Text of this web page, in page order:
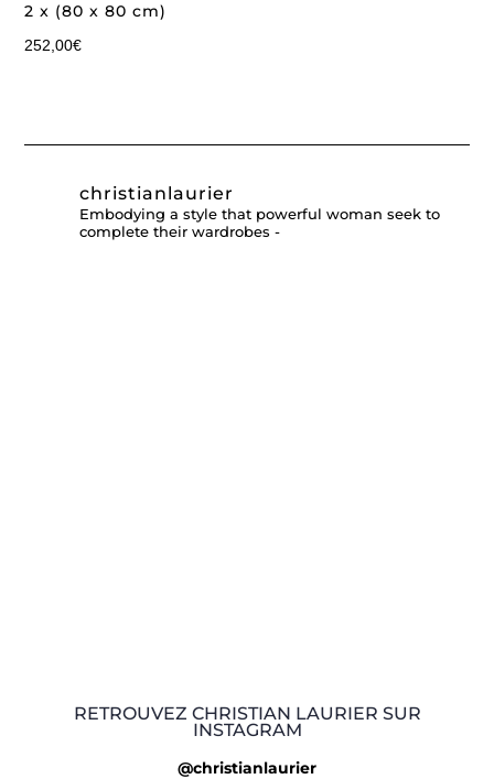
2 x (80 x 80 cm)
252,00€
christianlaurier
Embodying a style that powerful woman seek to
complete their wardrobes -
RETROUVEZ CHRISTIAN LAURIER SUR
INSTAGRAM
@christianlaurier